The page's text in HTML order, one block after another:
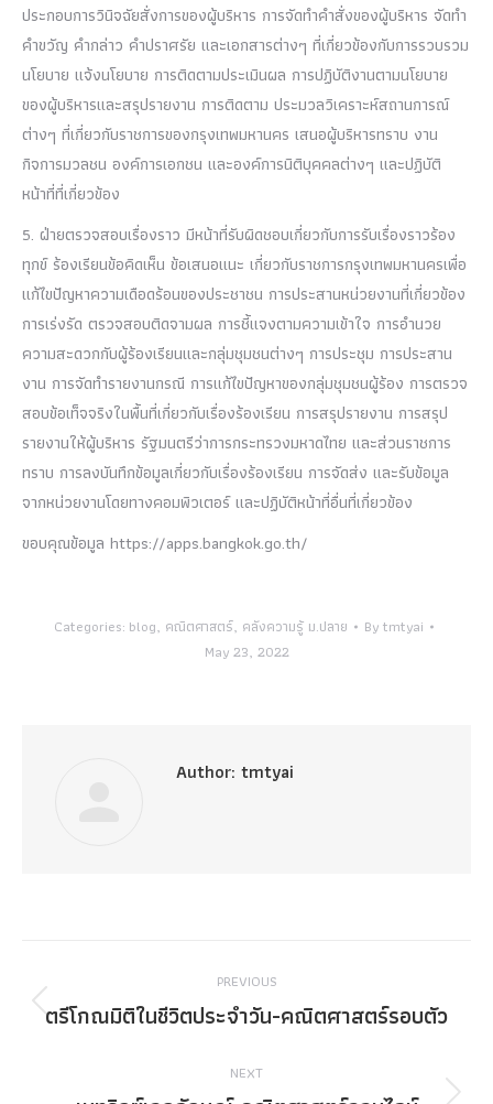
ประกอบการวินิจฉัยสั่งการของผู้บริหาร การจัดทำคำสั่งของผู้บริหาร จัดทำ
คำขวัญ คำกล่าว คำปราศรัย และเอกสารต่างๆ ที่เกี่ยวข้องกับการรวบรวม
นโยบาย แจ้งนโยบาย การติดตามประเมินผล การปฏิบัติงานตามนโยบาย
ของผู้บริหารและสรุปรายงาน การติดตาม ประมวลวิเคราะห์สถานการณ์
ต่างๆ ที่เกี่ยวกับราชการของกรุงเทพมหานคร เสนอผู้บริหารทราบ งาน
กิจการมวลชน องค์การเอกชน และองค์การนิติบุคคลต่างๆ และปฏิบัติ
หน้าที่ที่เกี่ยวข้อง
5. ฝ่ายตรวจสอบเรื่องราว มีหน้าที่รับผิดชอบเกี่ยวกับการรับเรื่องราวร้อง
ทุกข์ ร้องเรียนข้อคิดเห็น ข้อเสนอแนะ เกี่ยวกับราชการกรุงเทพมหานครเพื่อ
แก้ไขปัญหาความเดือดร้อนของประชาชน การประสานหน่วยงานที่เกี่ยวข้อง
การเร่งรัด ตรวจสอบติดจามผล การชี้แจงตามความเข้าใจ การอำนวย
ความสะดวกกับผู้ร้องเรียนและกลุ่มชุมชนต่างๆ การประชุม การประสาน
งาน การจัดทำรายงานกรณี การแก้ไขปัญหาของกลุ่มชุมชนผู้ร้อง การตรวจ
สอบข้อเท็จจริงในพื้นที่เกี่ยวกับเรื่องร้องเรียน การสรุปรายงาน การสรุป
รายงานให้ผู้บริหาร รัฐมนตรีว่าการกระทรวงมหาดไทย และส่วนราชการ
ทราบ การลงบันทึกข้อมูลเกี่ยวกับเรื่องร้องเรียน การจัดส่ง และรับข้อมูล
จากหน่วยงานโดยทางคอมพิวเตอร์ และปฏิบัติหน้าที่อื่นที่เกี่ยวข้อง
ขอบคุณข้อมูล https://apps.bangkok.go.th/
Categories: blog, คณิตศาสตร์, คลังความรู้ ม.ปลาย Bytmtyai
May 23, 2022
Author: tmtyai
navigation
PREVIOUS
Previous
ตรีโกณมิติในชีวิตประจำวัน-คณิตศาสตร์รอบตัว
NEXT